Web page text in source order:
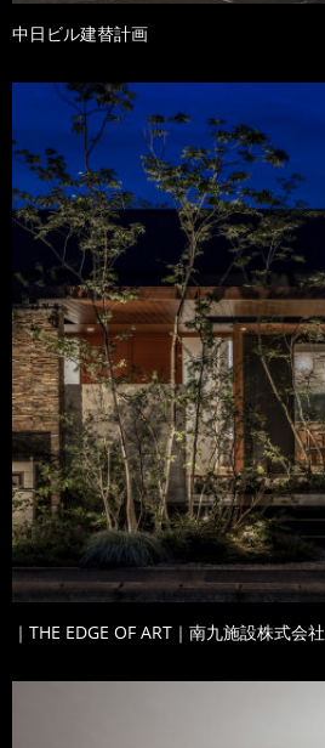
中日ビル建替計画
｜THE EDGE OF ART｜南九施設株式会社